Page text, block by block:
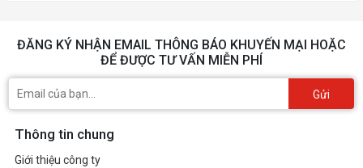
memory module speeds require
BIOS perormance profile. Results
according to system components and
impacted when four DIMM slots are
ĐĂNG KÝ NHẬN EMAIL THÔNG BÁO KHUYẾN MẠI HOẶC
ĐỂ ĐƯỢC TƯ VẤN MIỄN PHÍ
Gửi
Thông tin chung
Giới thiệu công ty